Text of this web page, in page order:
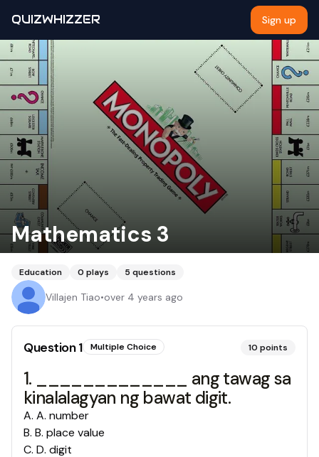
QUIZWHIZZER Sign up
Mathematics 3
Education 0 plays 5 questions
Villajen Tiao•over 4 years ago
Question1 Multiple Choice 10 points
1. _____________ ang tawag sa
kinalalagyan ng bawat digit.
A. A. number
B. B. place value
C. D. digit